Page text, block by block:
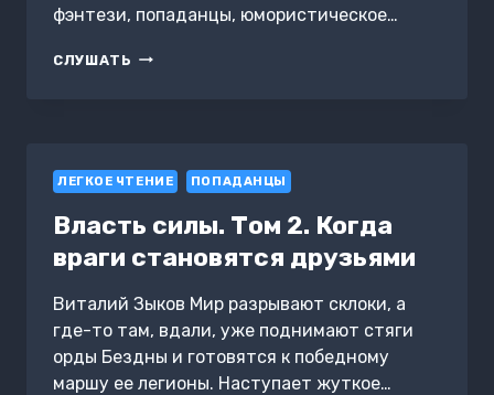
фэнтези, попаданцы, юмористическое…
СЛУШАТЬ ЛЮБИМАЯ
ЛЕГКОЕ ЧТЕНИЕ ПОПАДАНЦЫ
Власть силы. Том 2. Когда
враги становятся друзьями
Виталий Зыков Мир разрывают склоки, а
где-то там, вдали, уже поднимают стяги
орды Бездны и готовятся к победному
маршу ее легионы. Наступает жуткое…